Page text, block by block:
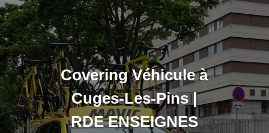
Covering Véhicule à
Cuges‑Les‑Pins |
RDE ENSEIGNES